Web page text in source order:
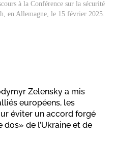
à la Conférence sur la sécurité
en Allemagne, le 15 février 2025.
Zelensky a mis
européens, les
éviter un accord forgé
de l’Ukraine et de